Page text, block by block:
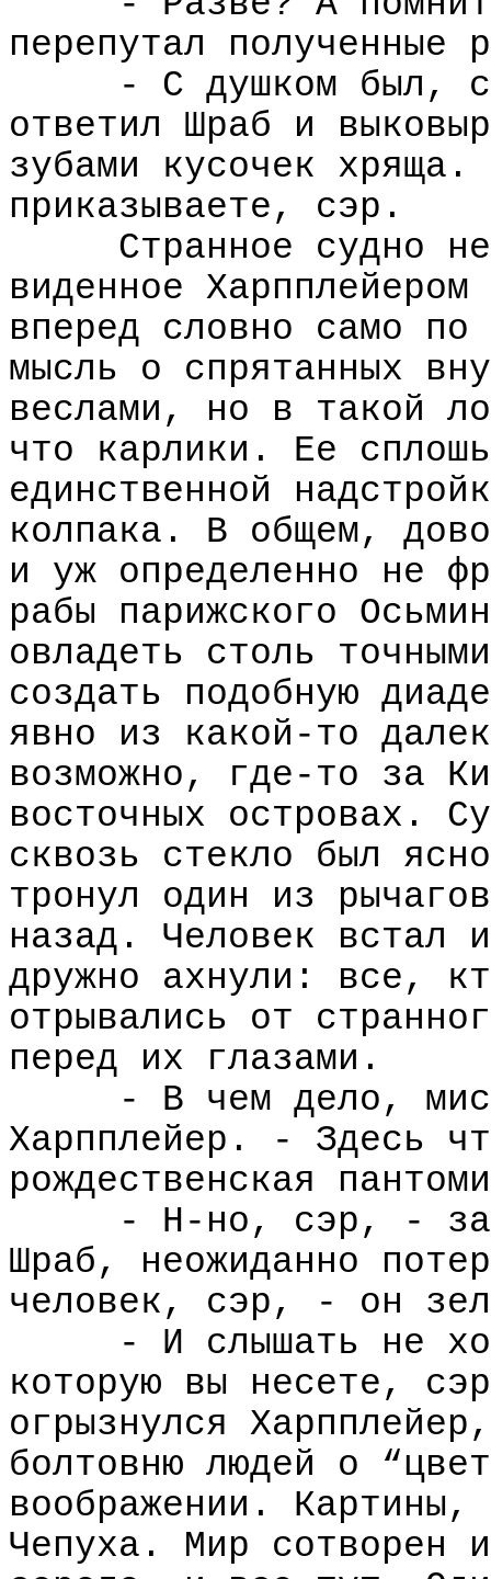
перепутал полученные
- С душком был,
ответил Шраб и
зубами кусочек
приказываете, сэр.
Странное судно
виденное
вперед словно само
мысль о спрятанных
веслами, но в такой
что карлики. Ее
единственной
колпака. В общем,
и уж определенно не
рабы парижского
овладеть столь
создать подобную
явно из какой-то
возможно, где-то за
восточных островах.
сквозь стекло был
тронул один из
назад. Человек встал
дружно ахнули: все,
отрывались от
перед их глазами.
- В чем дело,
Харпплейер. - Здесь
рождественская
- Н-но, сэр, -
Шраб, неожиданно
человек, сэр, - он
- И слышать не
которую вы несете,
огрызнулся
болтовню людей о
воображении.
Чепуха. Мир сотворен